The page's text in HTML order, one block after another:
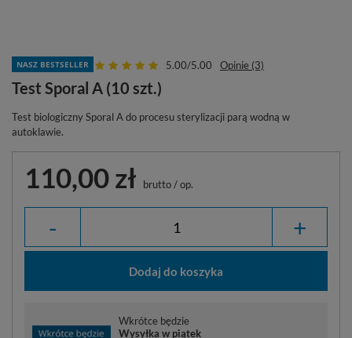
NASZ BESTSELLER 5.00/5.00 Opinie (3)
Test Sporal A (10 szt.)
Test biologiczny Sporal A do procesu sterylizacji parą wodną w
autoklawie.
110,00 zł brutto/op.
- +
Dodaj do koszyka
Wkrótce będzie
Wysyłka w piątek